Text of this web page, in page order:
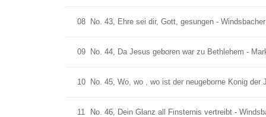
08 No. 43, Ehre sei dir, Gott, gesungen -
09 No. 44, Da Jesus geboren war zu Bethlehem -
10 No. 45, Wo, wo , wo ist der neugeborne Konig
11 No. 46, Dein Glanz all Finsternis vertreibt -